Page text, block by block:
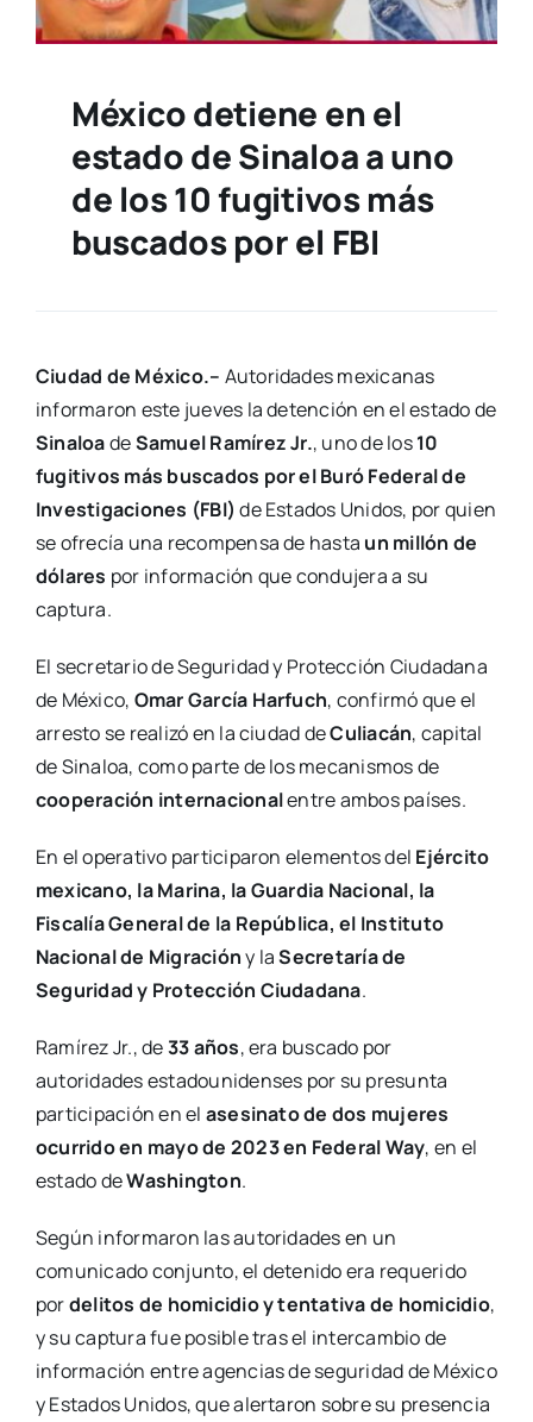
México detiene en el
estado de Sinaloa a uno
de los 10 fugitivos más
buscados por el FBI
Ciudad de México.– Autoridades mexicanas
informaron este jueves la detención en el estado de
SinaloadeSamuel Ramírez Jr., uno de los10
fugitivos más buscados por el Buró Federal de
Investigaciones (FBI) de Estados Unidos, por quien
se ofrecía una recompensa de hasta un millón de
dólares por información que condujera a su
captura.
El secretario de Seguridad y Protección Ciudadana
de México, Omar García Harfuch, confirmó que el
arresto se realizó en la ciudad deCuliacán, capital
de Sinaloa, como parte de los mecanismos de
cooperación internacionalentre ambos países.
En el operativo participaron elementos del Ejército
mexicano, la Marina, la Guardia Nacional, la
Fiscalía General de la República, el Instituto
Nacional de Migracióny laSecretaría de
Seguridad y Protección Ciudadana.
Ramírez Jr., de33 años, era buscado por
autoridades estadounidenses por su presunta
participación en el asesinato de dos mujeres
ocurrido en mayo de 2023 en Federal Way, en el
estado deWashington.
Según informaron las autoridades en un
comunicado conjunto, el detenido era requerido
pordelitos de homicidio y tentativa de homicidio,
y su captura fue posible tras el intercambio de
información entre agencias de seguridad de México
y Estados Unidos, que alertaron sobre su presencia